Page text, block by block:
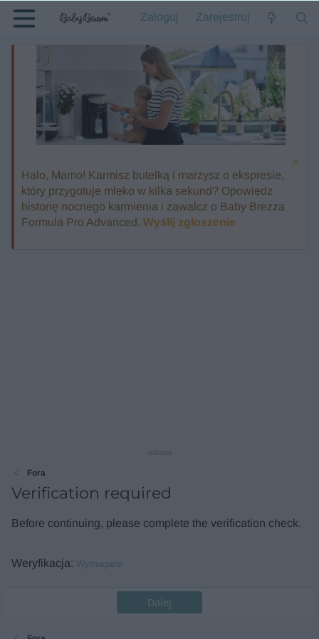
Zaloguj Zarejestruj
Halo, Mamo! Karmisz butelką i marzysz o ekspresie,
który przygotuje mleko w kilka sekund? Opowiedz
historię nocnego karmienia i zawalcz o Baby Brezza
Formula Pro Advanced. Wyślij zgłoszenie
Fora
Verification required
Before continuing, please complete the verification check.
Weryfikacja Wymagane
Dalej